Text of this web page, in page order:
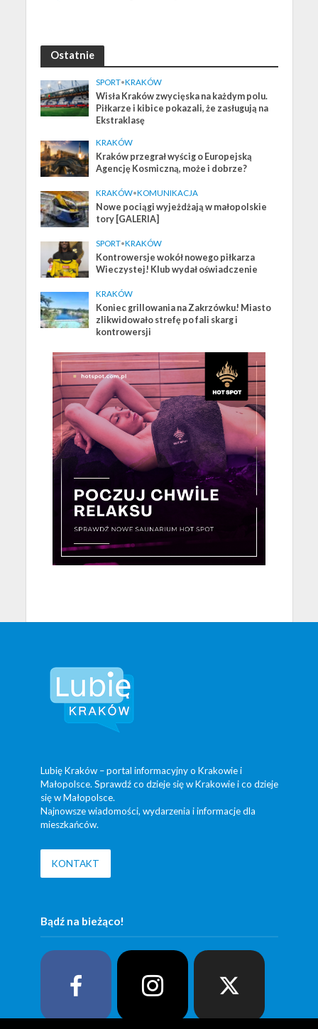
Ostatnie
SPORT•KRAKÓW
Wisła Kraków zwycięska na każdym polu.
Piłkarze i kibice pokazali, że zasługują na
Ekstraklasę
KRAKÓW
Kraków przegrał wyścig o Europejską
Agencję Kosmiczną, może i dobrze?
KRAKÓW•KOMUNIKACJA
Nowe pociągi wyjeżdżają w małopolskie
tory [GALERIA]
SPORT•KRAKÓW
Kontrowersje wokół nowego piłkarza
Wieczystej! Klub wydał oświadczenie
KRAKÓW
Koniec grillowania na Zakrzówku! Miasto
zlikwidowało strefę po fali skarg i
kontrowersji
Lubię Kraków – portal informacyjny o Krakowie i
Małopolsce. Sprawdź co dzieje się w Krakowie i co dzieje
się w Małopolsce.
Najnowsze wiadomości, wydarzenia i informacje dla
mieszkańców.
KONTAKT
Bądź na bieżąco!